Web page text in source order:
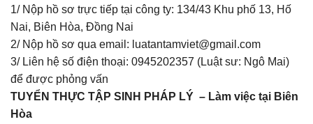
1/ Nộp hồ sơ trực tiếp tại công ty: 134/43 Khu phố 13, Hố
Nai, Biên Hòa, Đồng Nai
2/ Nộp hồ sơ qua email: luatantamviet@gmail.com
3/ Liên hệ số điện thoại: 0945202357 (Luật sư: Ngô Mai)
để được phỏng vấn
TUYỂN THỰC TẬP SINH PHÁP LÝ – Làm việc tại Biên
Hòa